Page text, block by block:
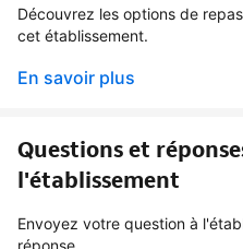
Découvrez les options de
cet établissement.
En savoir plus
Questions et
l'établissement
Envoyez votre question à
réponse.